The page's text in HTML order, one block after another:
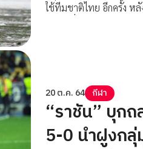
ใช้ทีมชาติไทย อีกครั้ง ห
20 ต.ค. 64 กีฬา
“ราชัน” บุก
5-0 นำฝูงกลุ่